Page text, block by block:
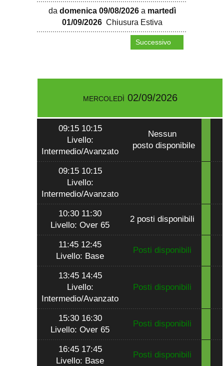
da domenica 09/08/2026a martedì
01/09/2026Chiusura Estiva
Successivo
mercoledì 02/09/2026
09:15 10:15
Livello:
Intermedio/Avanzato
Nessun
posto disponibile
09:15 10:15
Livello:
Intermedio/Avanzato
10:30 11:30
Livello: Over 65
2 posti disponibili
11:45 12:45
Livello: Base
Posti disponibili
13:45 14:45
Livello:
Intermedio/Avanzato
Posti disponibili
15:30 16:30
Livello: Over 65
Posti disponibili
16:45 17:45
Livello: Base
Posti disponibili